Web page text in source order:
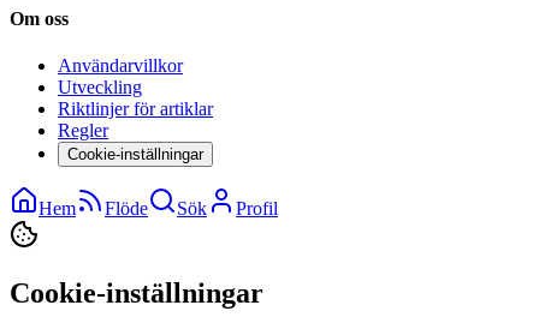
Om oss
Användarvillkor
Utveckling
Riktlinjer för artiklar
Regler
Cookie-inställningar
Hem Flöde Sök Profil
Cookie-inställningar